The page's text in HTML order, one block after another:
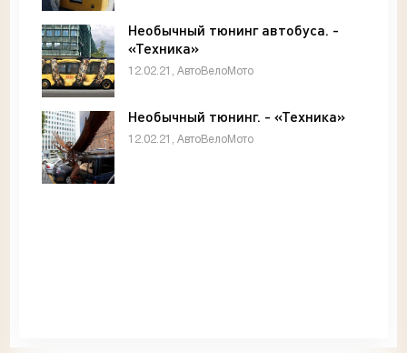
Необычный тюнинг автобуса. -
«Техника»
12.02.21, АвтоВелоМото
Необычный тюнинг. - «Техника»
12.02.21, АвтоВелоМото